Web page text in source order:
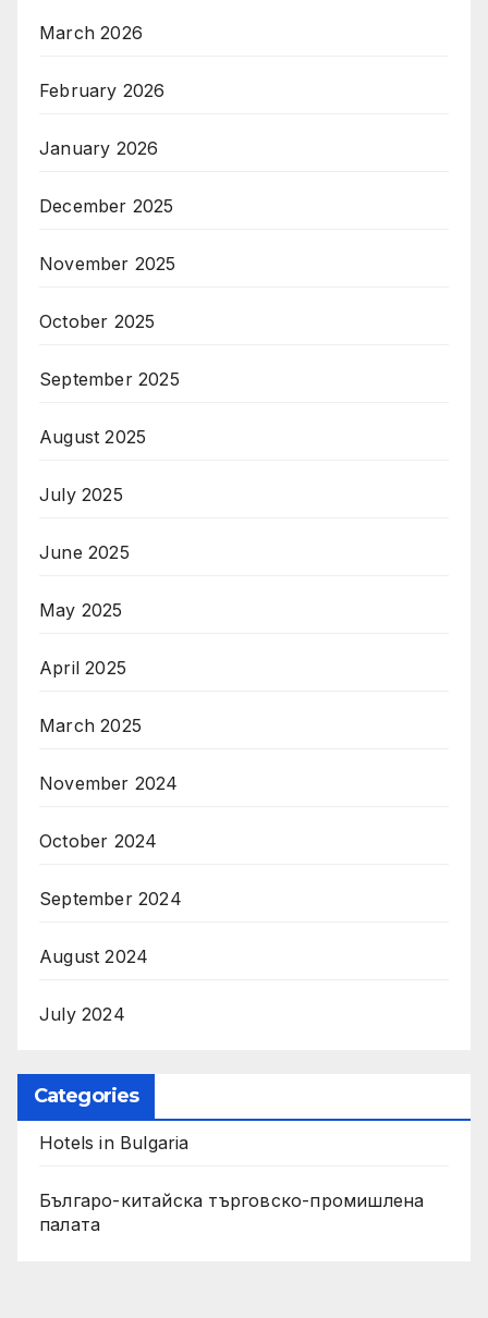
March 2026
February 2026
January 2026
December 2025
November 2025
October 2025
September 2025
August 2025
July 2025
June 2025
May 2025
April 2025
March 2025
November 2024
October 2024
September 2024
August 2024
July 2024
Categories
Hotels in Bulgaria
Българо-китайска търговско-промишлена
палата